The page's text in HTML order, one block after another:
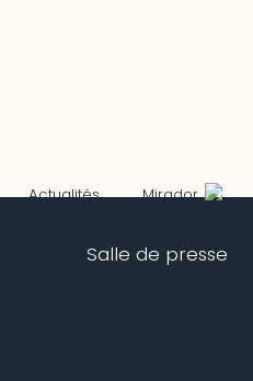
Actualités Mirador
Salle de presse